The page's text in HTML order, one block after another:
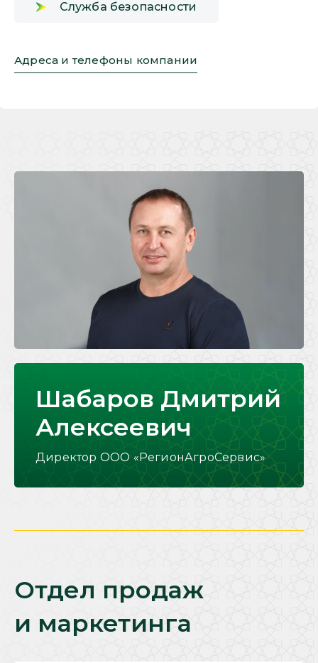
Служба безопасности
Адреса и телефоны компании
Шабаров Дмитрий
Алексеевич
Директор ООО «РегионАгроСервис»
Отдел продаж
и маркетинга